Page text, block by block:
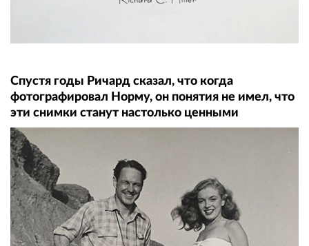
Спустя годы Ричард сказал, что когда
фотографировал Норму, он понятия не имел, что
эти снимки станут настолько ценными